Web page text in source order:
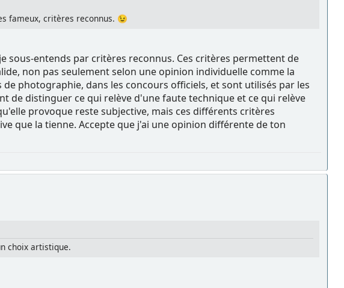
fameux, critères reconnus. 😉
sous-entends par critères reconnus. Ces critères permettent de
non pas seulement selon une opinion individuelle comme la
photographie, dans les concours officiels, et sont utilisés par les
de distinguer ce qui relève d'une faute technique et ce qui relève
provoque reste subjective, mais ces différents critères
que la tienne. Accepte que j'ai une opinion différente de ton
choix artistique.